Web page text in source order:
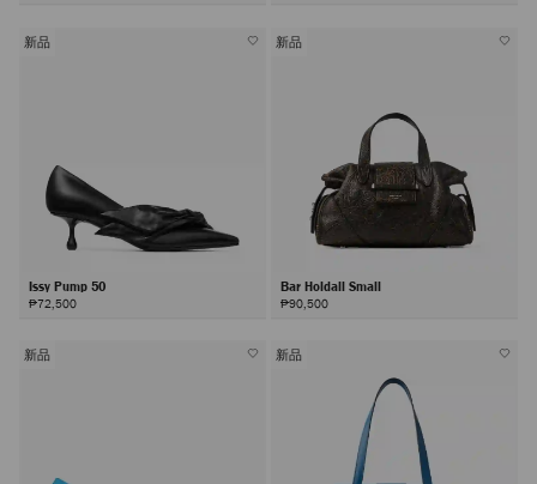
新品
Issy Pump 50
₱72,500
新品
Bar Holdall Small
₱90,500
新品 新品